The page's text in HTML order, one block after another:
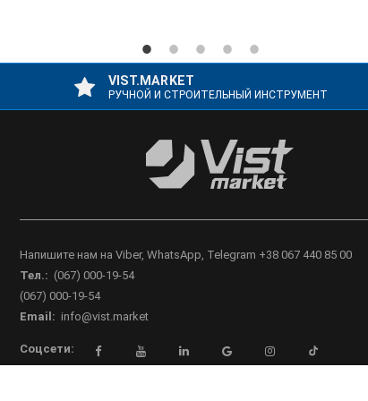
VIST.MARKET
РУЧНОЙ И СТРОИТЕЛЬНЫЙ ИНСТРУМЕНТ
Напишите нам на Viber, WhatsApp, Telegram +38 067 440 85 00
Тел.: (067) 000-19-54
(067) 000-19-54
Email: info@vist.market
Соцсети: